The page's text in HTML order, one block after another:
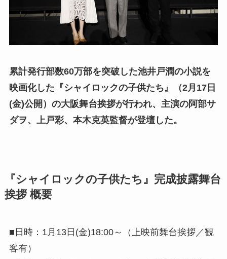
累計発行部数60万部を突破した池井戸潤の小説を
映画化した『シャイロックの子供たち』（2月17日
(金)公開）の大阪舞台挨拶が行われ、主演の阿部サ
ダヲ、上戸彩、本木克英監督が登壇した。
『シャイロックの子供たち』完成披露舞台
挨拶 概要
■日時：1月13日(金)18:00～（上映前舞台挨拶／観
客有）